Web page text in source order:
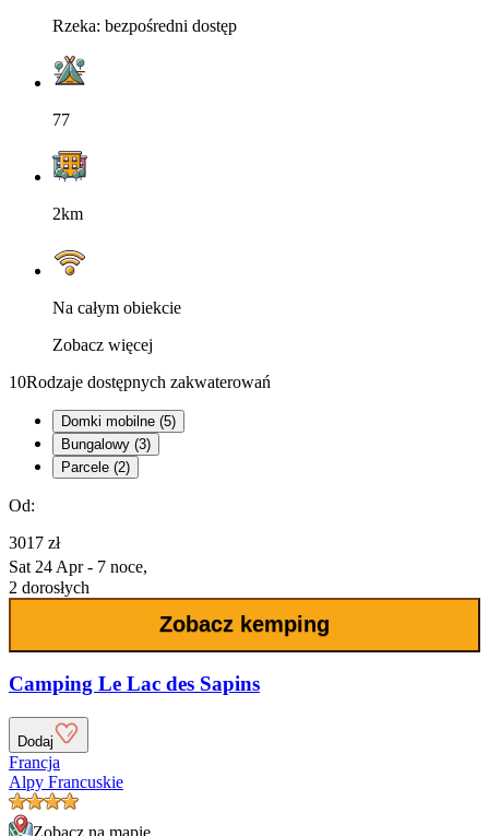
Rzeka: bezpośredni dostęp
77
2km
Na całym obiekcie
Zobacz więcej
10Rodzaje dostępnych zakwaterowań
Domki mobilne (5)
Bungalowy (3)
Parcele (2)
Od:
3017 zł
Sat 24 Apr - 7 noce,
2 dorosłych
Zobacz kemping
Camping Le Lac des Sapins
Dodaj
Francja
Alpy Francuskie
Zobacz na mapie